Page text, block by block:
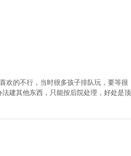
欢的不行，当时很多孩子排队玩，要等很
建其他东西，只能按后院处理，好处是顶